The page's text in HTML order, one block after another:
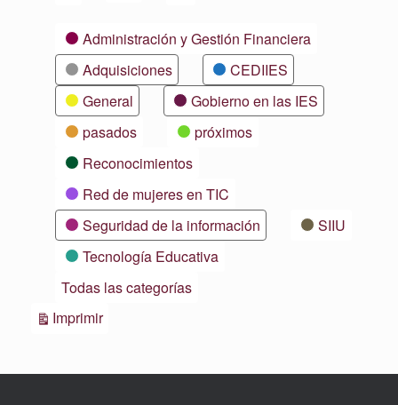
CategoríasAdministración y Gestión Financiera
Adquisiciones
CEDIIES
General
Gobierno en las IES
pasados
próximos
Reconocimientos
Red de mujeres en TIC
Seguridad de la información
SIIU
Tecnología Educativa
Todas las categorías
ImprimirVistas